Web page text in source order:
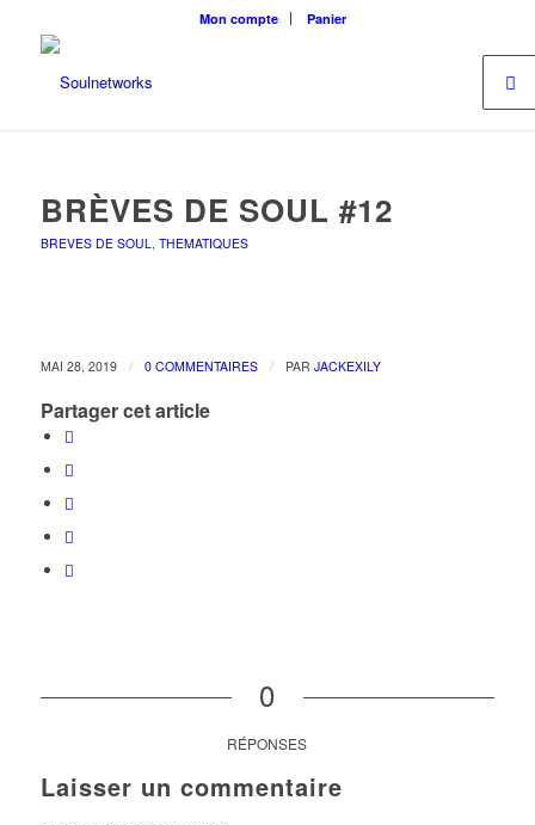
Mon compte Panier
BRÈVES DE SOUL #12
BREVES DE SOUL, THEMATIQUES
MAI 28, 2019 / 0 COMMENTAIRES / PAR JACKEXILY
Partager cet article
0
RÉPONSES
Laisser un commentaire